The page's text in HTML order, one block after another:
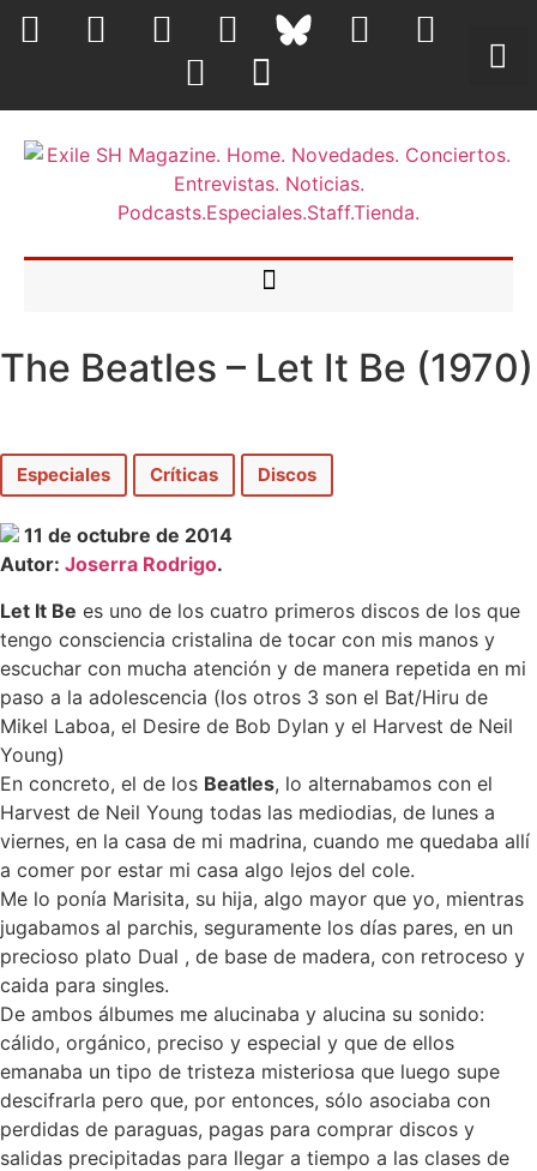
The Beatles – Let It Be (1970)
Especiales Críticas Discos
11 de octubre de 2014
Autor: Joserra Rodrigo.
Let It Be es uno de los cuatro primeros discos de los que
tengo consciencia cristalina de tocar con mis manos y
escuchar con mucha atención y de manera repetida en mi
paso a la adolescencia (los otros 3 son el Bat/Hiru de
Mikel Laboa, el Desire de Bob Dylan y el Harvest de Neil
Young)
En concreto, el de los Beatles, lo alternabamos con el
Harvest de Neil Young todas las mediodias, de lunes a
viernes, en la casa de mi madrina, cuando me quedaba allí
a comer por estar mi casa algo lejos del cole.
Me lo ponía Marisita, su hija, algo mayor que yo, mientras
jugabamos al parchis, seguramente los días pares, en un
precioso plato Dual , de base de madera, con retroceso y
caida para singles.
De ambos álbumes me alucinaba y alucina su sonido:
cálido, orgánico, preciso y especial y que de ellos
emanaba un tipo de tristeza misteriosa que luego supe
descifrarla pero que, por entonces, sólo asociaba con
perdidas de paraguas, pagas para comprar discos y
salidas precipitadas para llegar a tiempo a las clases de